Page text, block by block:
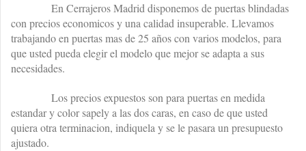
En Cerrajeros Madrid disponemos de puertas blindadas
con precios economicos y una calidad insuperable. Llevamos
trabajando en puertas mas de 25 años con varios modelos, para
que usted pueda elegir el modelo que mejor se adapta a sus
necesidades.
Los precios expuestos son para puertas en medida
estandar y color sapely a las dos caras, en caso de que usted
quiera otra terminacion, indiquela y se le pasara un presupuesto
ajustado.